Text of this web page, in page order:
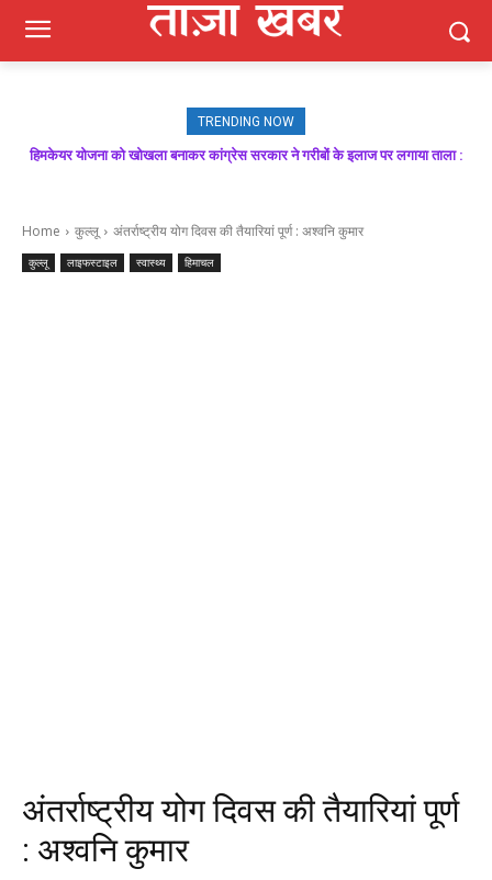
TRENDING NOW
हिमकेयर योजना को खोखला बनाकर कांग्रेस सरकार ने गरीबों के इलाज पर लगाया ताला :
मजबूत बूथ ही भाजपा की जीत की गारंटी, आगामी विधानसभा चुनाव में बूथ प्रबंधन निभाएगा
Home कुल्लू अंतर्राष्ट्रीय योग दिवस की तैयारियां पूर्ण : अश्वनि कुमार
कुल्लू लाइफस्टाइल स्वास्थ्य हिमाचल
अंतर्राष्ट्रीय योग दिवस की तैयारियां पूर्ण
: अश्वनि कुमार